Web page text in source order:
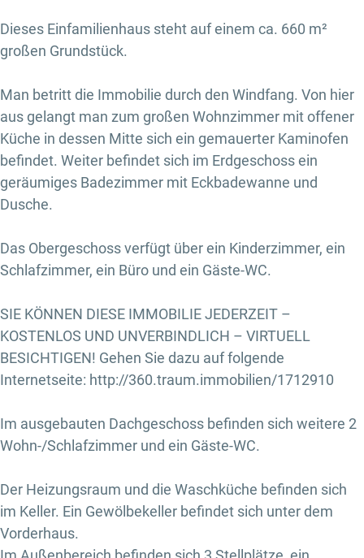
Dieses Einfamilienhaus steht auf einem ca. 660 m²
großen Grundstück.
Man betritt die Immobilie durch den Windfang. Von hier
aus gelangt man zum großen Wohnzimmer mit offener
Küche in dessen Mitte sich ein gemauerter Kaminofen
befindet. Weiter befindet sich im Erdgeschoss ein
geräumiges Badezimmer mit Eckbadewanne und
Dusche.
Das Obergeschoss verfügt über ein Kinderzimmer, ein
Schlafzimmer, ein Büro und ein Gäste-WC.
SIE KÖNNEN DIESE IMMOBILIE JEDERZEIT –
KOSTENLOS UND UNVERBINDLICH – VIRTUELL
BESICHTIGEN! Gehen Sie dazu auf folgende
Internetseite: http://360.traum.immobilien/1712910
Im ausgebauten Dachgeschoss befinden sich weitere 2
Wohn-/Schlafzimmer und ein Gäste-WC.
Der Heizungsraum und die Waschküche befinden sich
im Keller. Ein Gewölbekeller befindet sich unter dem
Vorderhaus.